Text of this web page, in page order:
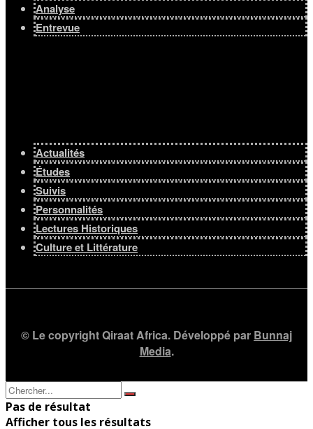
Analyse
Entrevue
Actualités
Études
Suivis
Personnalités
Lectures Historiques
Culture et Littérature
© Le copyright Qiraat Africa. Développé par Bunnaj
Media.
Pas de résultat
Afficher tous les résultats